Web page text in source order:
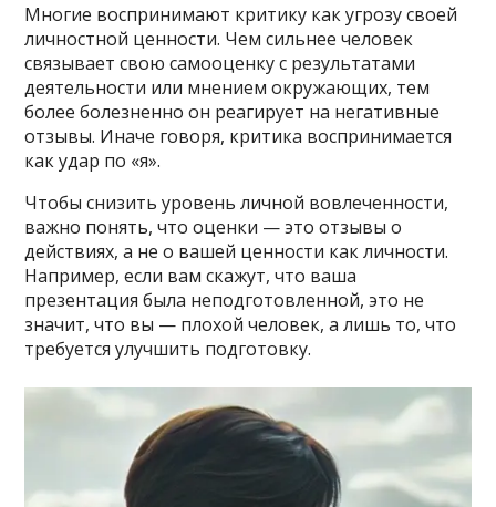
Многие воспринимают критику как угрозу своей
личностной ценности. Чем сильнее человек
связывает свою самооценку с результатами
деятельности или мнением окружающих, тем
более болезненно он реагирует на негативные
отзывы. Иначе говоря, критика воспринимается
как удар по «я».
Чтобы снизить уровень личной вовлеченности,
важно понять, что оценки — это отзывы о
действиях, а не о вашей ценности как личности.
Например, если вам скажут, что ваша
презентация была неподготовленной, это не
значит, что вы — плохой человек, а лишь то, что
требуется улучшить подготовку.